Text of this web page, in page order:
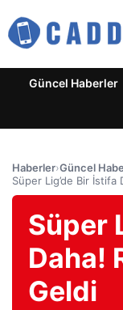
Güncel Haberler
Haberler›Güncel
Süper Lig’de Bir İstifa
Süper
Daha!
Geldi